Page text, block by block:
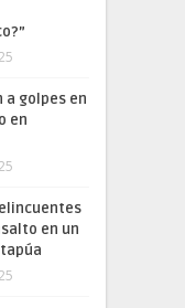
a golpes en
en
en un